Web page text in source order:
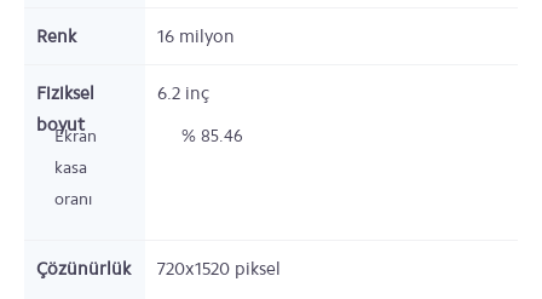
Renk 16 milyon
Fiziksel
boyut
6.2 inç
Ekran
kasa
oranı
% 85.46
Çözünürlük 720x1520 piksel